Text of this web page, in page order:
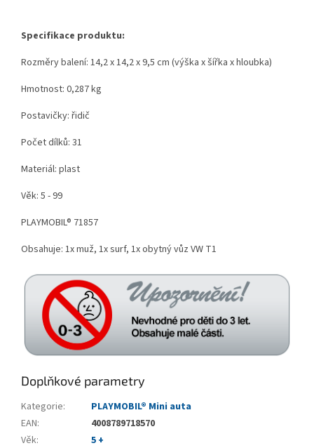
Specifikace produktu:
Rozměry balení: 14,2 x 14,2 x 9,5 cm (výška x šířka x hloubka)
Hmotnost: 0,287 kg
Postavičky: řidič
Počet dílků: 31
Materiál: plast
Věk: 5 - 99
PLAYMOBIL® 71857
Obsahuje: 1x muž, 1x surf, 1x obytný vůz VW T1
Doplňkové parametry
Kategorie:
PLAYMOBIL® Mini auta
EAN:
4008789718570
Věk:
5 +